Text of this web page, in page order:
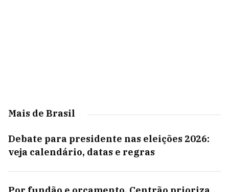
Mais de Brasil
Debate para presidente nas eleições 2026:
veja calendário, datas e regras